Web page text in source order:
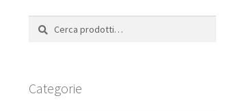
Cerca:
Cerca
Categorie